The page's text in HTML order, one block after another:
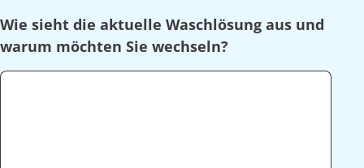
Wie sieht die aktuelle Waschlösung aus und
warum möchten Sie wechseln?